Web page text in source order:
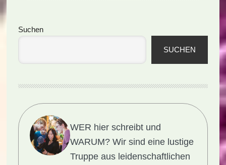
Seitenspalte
Suchen
SUCHEN
WER hier schreibt und
WARUM? Wir sind eine lustige
Truppe aus leidenschaftlichen